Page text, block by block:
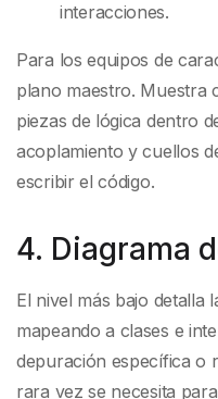
interacciones.
Para los equipos de
plano maestro. Muestra
piezas de lógica dentro
acoplamiento y cuellos
escribir el código.
4. Diagrama
El nivel más bajo detalla
mapeando a clases e
depuración específica o
rara vez se necesita